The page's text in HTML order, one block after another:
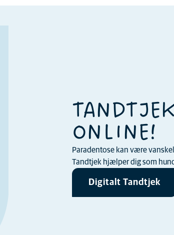
ONLINE!
Paradentose kan være
Tandtjek hjælper dig som
Digitalt Tandtjek